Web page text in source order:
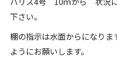
下さい。
棚の指示は水面からになりま
ようにお願いします。